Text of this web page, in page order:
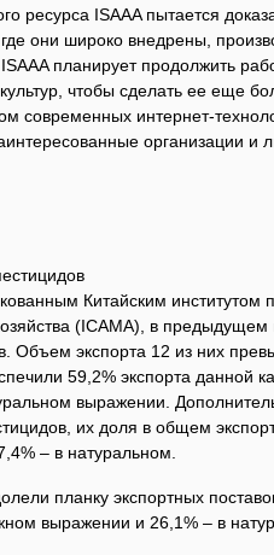
ресурса ISAAA пытается
они широко внедрены,
планирует продолжить
чтобы сделать ее еще
современных интернет-
организации и
Китайским институтом
(ICAMA), в предыдущем
Объем экспорта 12 из них
59,2% экспорта данной
выражении.
их доля в общем
– в натуральном.
планку экспортных
выражении и 26,1% – в